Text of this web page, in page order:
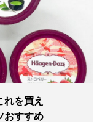
を買え
おすすめ